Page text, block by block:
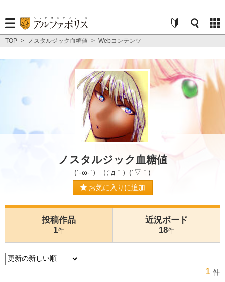
TOP > ノスタルジック血糖値 > Webコンテンツ
ノスタルジック血糖値
(´-ω-`）（;´д｀）(´▽｀)
お気に入りに追加
投稿作品
1件
近況ボード
18件
1 件